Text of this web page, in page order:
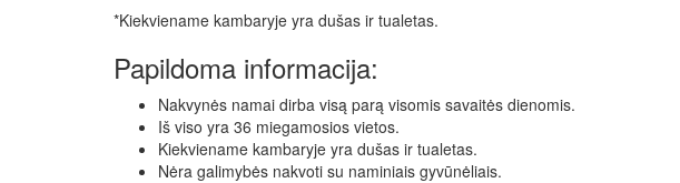
*Kiekviename kambaryje yra dušas ir tualetas.
Papildoma informacija:
Nakvynės namai dirba visą parą visomis savaitės dienomis.
Iš viso yra 36 miegamosios vietos.
Kiekviename kambaryje yra dušas ir tualetas.
Nėra galimybės nakvoti su naminiais gyvūnėliais.